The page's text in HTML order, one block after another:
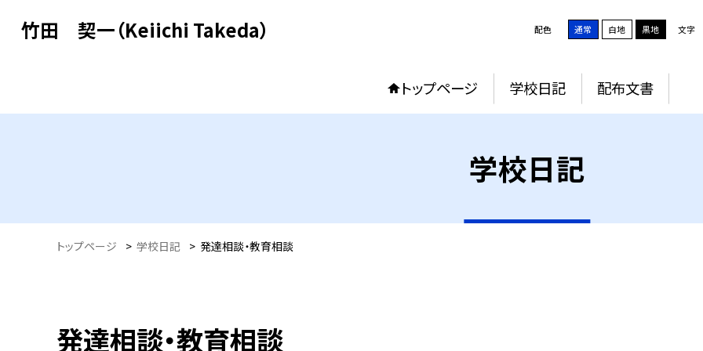
竹田 契一（Keiichi Takeda） 配色 通常 白地 黒地 文字
トップページ 学校日記 配布文書
学校日記
トップページ > 学校日記 > 発達相談・教育相談
発達相談・教育相談